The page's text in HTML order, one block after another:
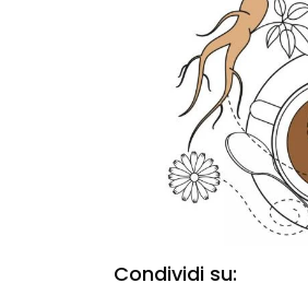
Condividi su: